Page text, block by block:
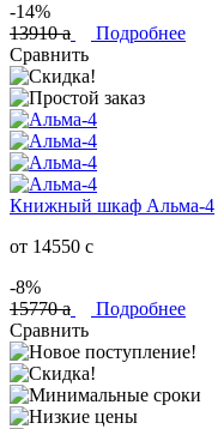
-14%
13910a
Подробнее
Сравнить
Книжный шкаф Альма-4
от 14550 c
-8%
15770a
Подробнее
Сравнить